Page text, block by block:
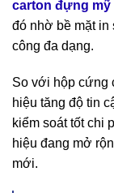
carton đựng mỹ
đó nhờ bề mặt in
công đa dạng.
So với hộp cứng
hiệu tăng độ tin
kiểm soát tốt chi
hiệu đang mở
mới.